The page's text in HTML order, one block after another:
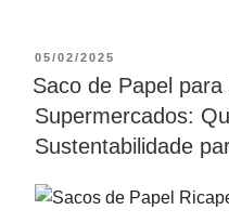
05/02/2025
Saco de Papel
Supermercados:
Sustentabilidade